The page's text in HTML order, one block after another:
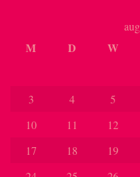
M D W
3
4 5
10
11 12
17
18 19